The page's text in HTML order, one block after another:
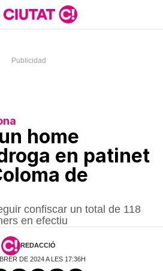
home
en patinet
de
confiscar un total de 118
en efectiu
REDACCIÓ
DE 2024 A LES 17:36H